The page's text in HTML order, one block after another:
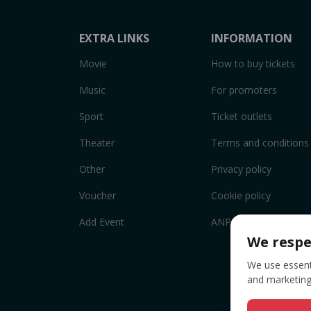
EXTRA LINKS
Movie
Music
Sport
Theater
Other
Voucher
Add Event
INFORMATION
How to buy tickets
For promoters
Ticket outlets
Terms and conditions
Privacy policy
Cookie policy
ANPC
We
We use
and